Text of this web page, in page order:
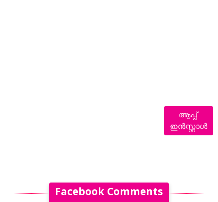
Facebook Comments
ആപ്പ്
ഇൻസ്റ്റാൾ